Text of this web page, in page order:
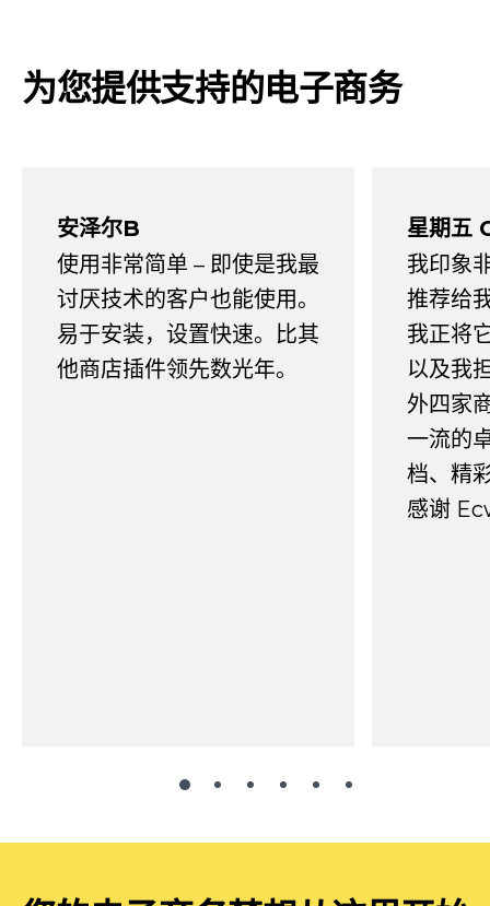
为您提供支持的电子商务
安泽尔B
使用非常简单 – 即使是我最
讨厌技术的客户也能使用。
易于安装，设置快速。比其
他商店插件领先数光年。
星期五
我印象
推荐给
我正将
以及我
外四家
一流的
档、精
感谢